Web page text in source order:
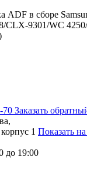
ADF в сборе
CLX-9301/WC
70 Заказать
1 Показать
до 19:00